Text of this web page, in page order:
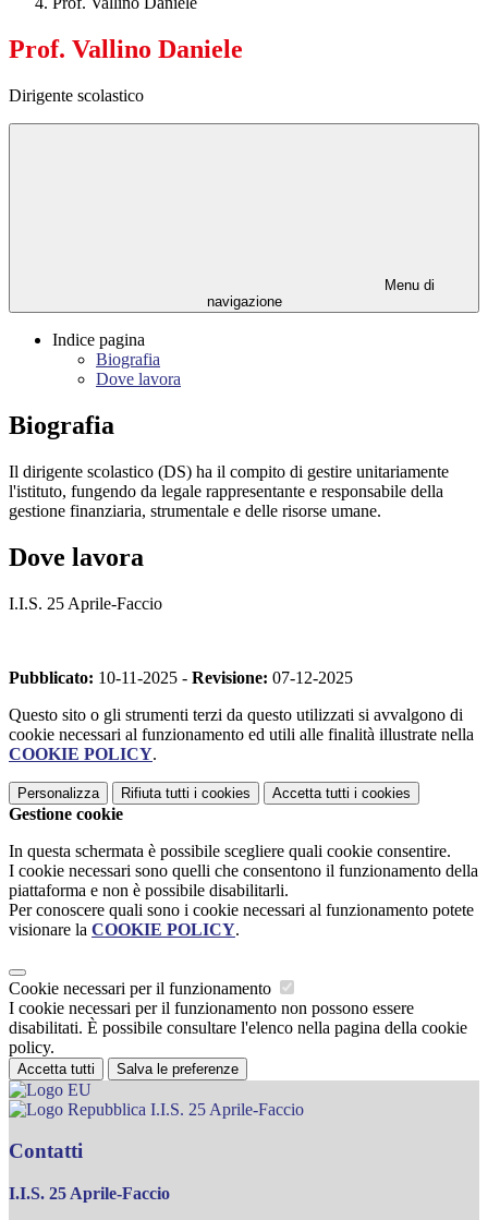
Prof. Vallino Daniele
Dirigente scolastico
Menu di
navigazione
Indice pagina
Biografia
Dove lavora
Biografia
Il dirigente scolastico (DS) ha il compito di gestire unitariamente
l'istituto, fungendo da legale rappresentante e responsabile della
gestione finanziaria, strumentale e delle risorse umane.
Dove lavora
I.I.S. 25 Aprile-Faccio
Pubblicato: 10-11-2025 - Revisione: 07-12-2025
Questo sito o gli strumenti terzi da questo utilizzati si avvalgono di
cookie necessari al funzionamento ed utili alle finalità illustrate nella
COOKIE POLICY.
Personalizza Rifiuta tutti i cookies Accetta tutti i cookies
Gestione cookie
In questa schermata è possibile scegliere quali cookie consentire.
I cookie necessari sono quelli che consentono il funzionamento della
piattaforma e non è possibile disabilitarli.
Per conoscere quali sono i cookie necessari al funzionamento potete
visionare la COOKIE POLICY.
Cookie necessari per il funzionamento
I cookie necessari per il funzionamento non possono essere
disabilitati. È possibile consultare l'elenco nella pagina della cookie
policy.
Accetta tutti Salva le preferenze
I.I.S. 25 Aprile-Faccio
Contatti
I.I.S. 25 Aprile-Faccio